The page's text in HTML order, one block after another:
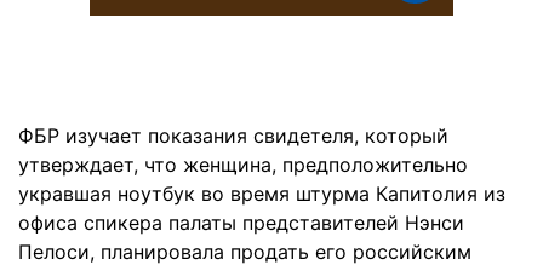
ФБР изучает показания свидетеля, который
утверждает, что женщина, предположительно
укравшая ноутбук во время штурма Капитолия из
офиса спикера палаты представителей Нэнси
Пелоси, планировала продать его российским